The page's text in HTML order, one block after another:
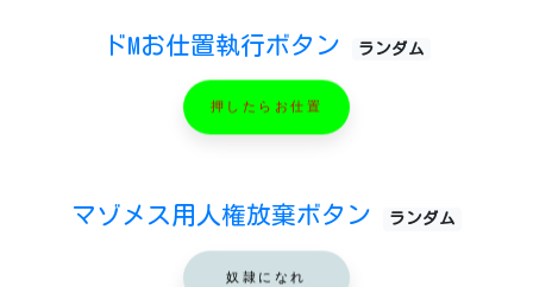
ドMお仕置執行ボタン ランダム
押したらお仕置
マゾメス用人権放棄ボタン ランダム
奴隷になれ